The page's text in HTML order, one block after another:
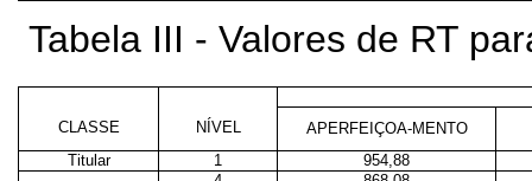
Tabela III - Valores de RT
CLASSE NÍVEL
APERFEIÇOA-MENTO
Titular
1
954,88